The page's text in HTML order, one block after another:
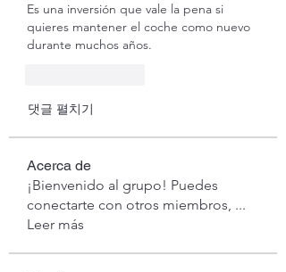
Es una inversión que vale la pena si
quieres mantener el coche como nuevo
durante muchos años.
댓글 펼치기
Acerca de
¡Bienvenido al grupo! Puedes
conectarte con otros miembros, ...
Leer más